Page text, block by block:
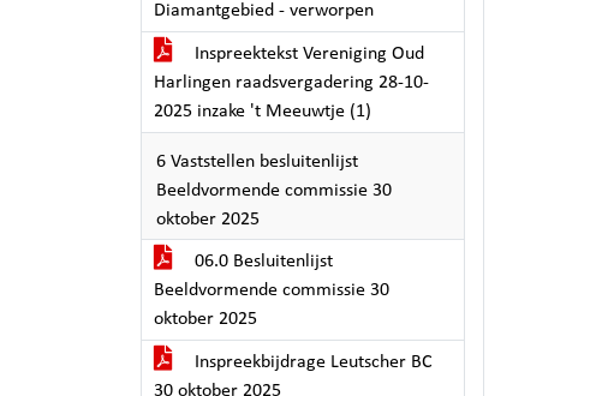
Diamantgebied - verworpen
Inspreektekst Vereniging Oud
Harlingen raadsvergadering 28-10-
2025 inzake 't Meeuwtje (1)
6 Vaststellen besluitenlijst
Beeldvormende commissie 30
oktober 2025
06.0 Besluitenlijst
Beeldvormende commissie 30
oktober 2025
Inspreekbijdrage Leutscher BC
30 oktober 2025